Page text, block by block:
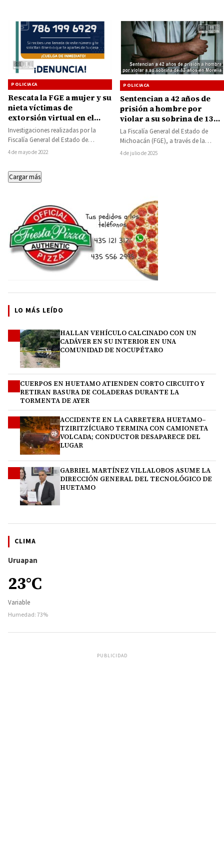
POLICIACA
Rescata la FGE a mujer y su
nieta víctimas de
extorsión virtual en el
municipio de Juárez
Investigaciones realizadas por la
Fiscalía General del Estado de
Michoacán (FGE), permitieron
4 de mayo de 2022
POLICIACA
Sentencian a 42 años de
prisión a hombre por
violar a su sobrina de 13
años en Morelia
La Fiscalía General del Estado de
Michoacán (FGE), a través de la
Fiscalía Especializada en Atención de
4 de julio de 2025
Cargar más
LO MÁS LEÍDO
HALLAN VEHÍCULO CALCINADO CON UN
CADÁVER EN SU INTERIOR EN UNA
COMUNIDAD DE NOCUPÉTARO
CUERPOS EN HUETAMO ATIENDEN CORTO CIRCUITO Y
RETIRAN BASURA DE COLADERAS DURANTE LA
TORMENTA DE AYER
ACCIDENTE EN LA CARRETERA HUETAMO–
TZIRITZÍCUARO TERMINA CON CAMIONETA
VOLCADA; CONDUCTOR DESAPARECE DEL
LUGAR
GABRIEL MARTÍNEZ VILLALOBOS ASUME LA
DIRECCIÓN GENERAL DEL TECNOLÓGICO DE
HUETAMO
CLIMA
Uruapan
23°C
Variable
Humedad: 73%
PUBLICIDAD